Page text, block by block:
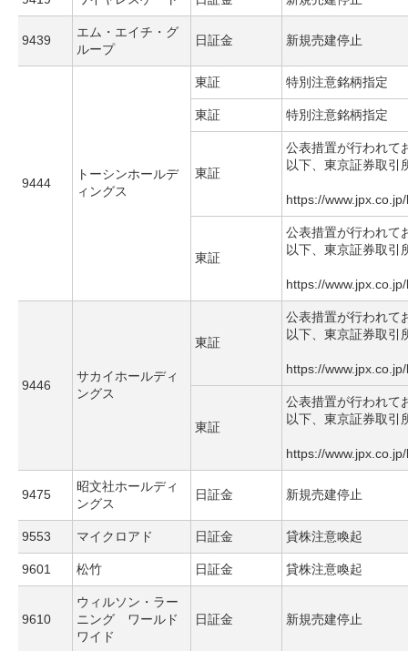
9439
エム・エイチ・グ
ループ
日証金 新規売建停止
9444
トーシンホールデ
ィングス
東証 特別注意銘柄指定
東証 特別注意銘柄指定
東証
公表措置が行われて
以下、東京証券取引
https://
東証
公表措置が行われて
以下、東京証券取引
https://
9446
サカイホールディ
ングス
東証
公表措置が行われて
以下、東京証券取引
https://
東証
公表措置が行われて
以下、東京証券取引
https://
9475
昭文社ホールディ
ングス
日証金 新規売建停止
9553 マイクロアド 日証金 貸株注意喚起
9601 松竹 日証金 貸株注意喚起
9610
ウィルソン・ラー
ニング ワールド
ワイド
日証金 新規売建停止